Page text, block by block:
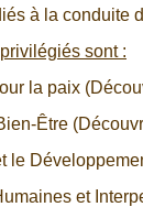
à la conduite
sont :
la paix
Être
le
et